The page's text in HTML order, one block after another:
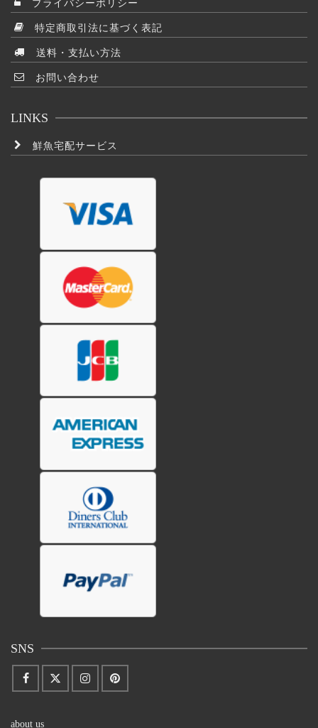
プライバシーポリシー
特定商取引法に基づく表記
送料・支払い方法
お問い合わせ
LINKS
鮮魚宅配サービス
SNS
about us